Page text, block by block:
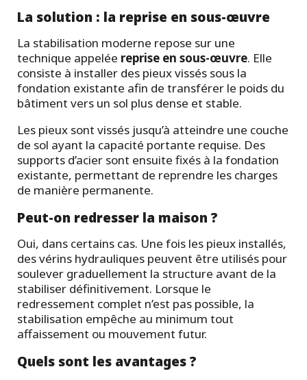
La solution : la reprise en sous-œuvre
La stabilisation moderne repose sur une
technique appelée reprise en sous-œuvre. Elle
consiste à installer des pieux vissés sous la
fondation existante afin de transférer le poids du
bâtiment vers un sol plus dense et stable.
Les pieux sont vissés jusqu’à atteindre une couche
de sol ayant la capacité portante requise. Des
supports d’acier sont ensuite fixés à la fondation
existante, permettant de reprendre les charges
de manière permanente.
Peut-on redresser la maison ?
Oui, dans certains cas. Une fois les pieux installés,
des vérins hydrauliques peuvent être utilisés pour
soulever graduellement la structure avant de la
stabiliser définitivement. Lorsque le
redressement complet n’est pas possible, la
stabilisation empêche au minimum tout
affaissement ou mouvement futur.
Quels sont les avantages ?